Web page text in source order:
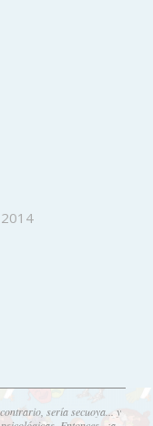
sería secuoya... y